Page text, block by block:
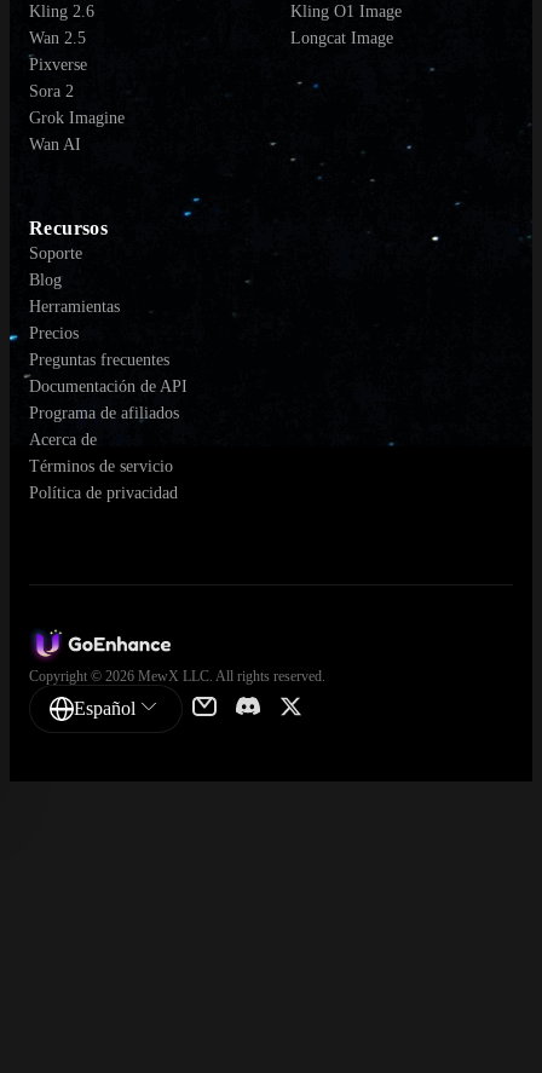
Kling 2.6
Wan 2.5
Pixverse
Sora 2
Grok Imagine
Wan AI
Kling O1 Image
Longcat Image
Recursos
Soporte
Blog
Herramientas
Precios
Preguntas frecuentes
Documentación de API
Programa de afiliados
Acerca de
Términos de servicio
Política de privacidad
Copyright © 2026 MewX LLC. All rights reserved.
Español